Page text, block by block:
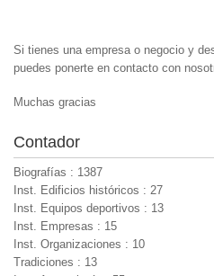
Si tienes una empresa o negocio y
puedes ponerte en contacto con
Muchas gracias
Contador
Biografías : 1387
Inst. Edificios históricos : 27
Inst. Equipos deportivos : 13
Inst. Empresas : 15
Inst. Organizaciones : 10
Tradiciones : 13